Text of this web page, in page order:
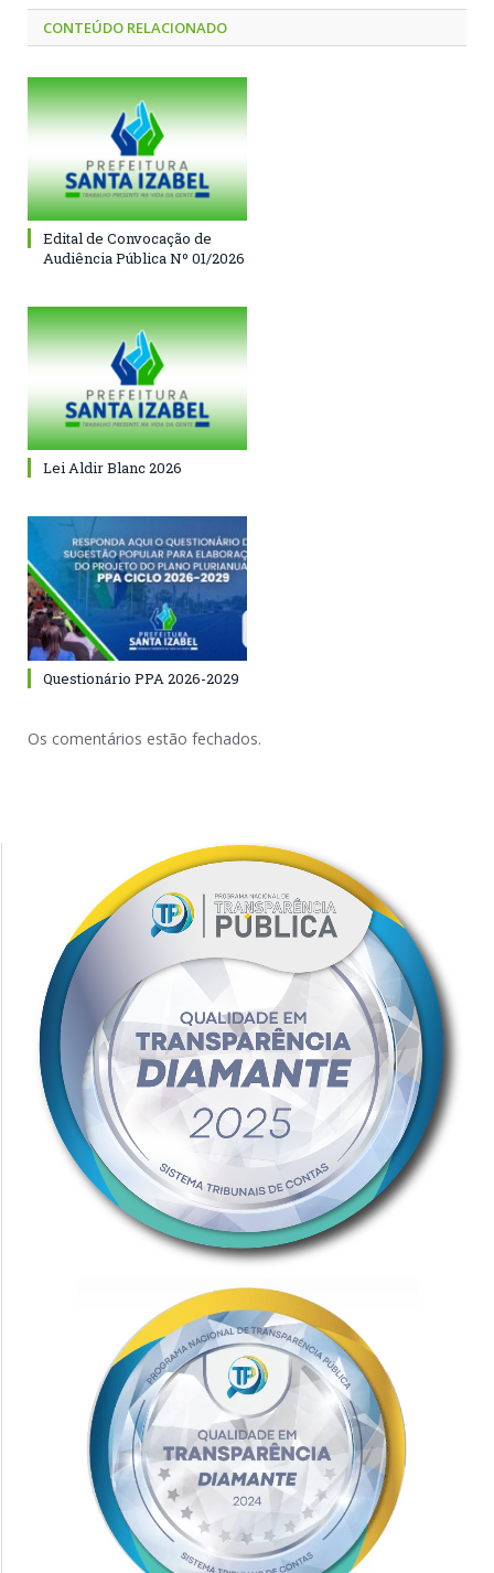
CONTEÚDO RELACIONADO
Edital de Convocação de
Audiência Pública Nº 01/2026
Lei Aldir Blanc 2026
Questionário PPA 2026-2029
Os comentários estão fechados.